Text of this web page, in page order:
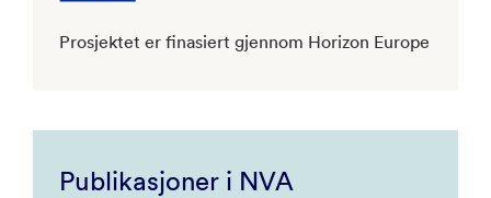
Prosjektet er finasiert gjennom Horizon Europe
Publikasjoner i NVA